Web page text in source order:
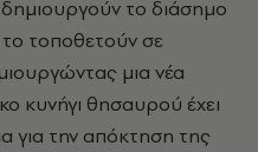
το διάσημο
το τοποθετούν σε
μια νέα
κυνήγι θησαυρού έχει
για την απόκτηση της